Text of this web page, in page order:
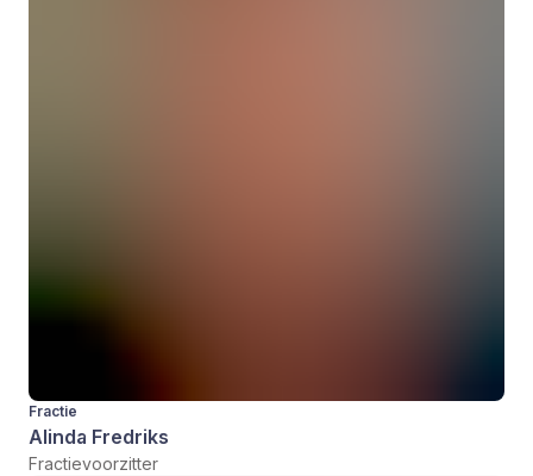
Fractie
Alinda Fredriks
Fractievoorzitter